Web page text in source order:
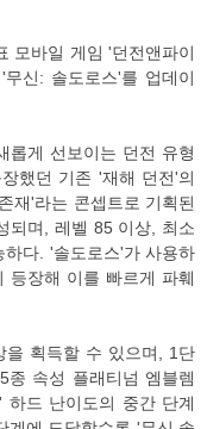
모바일 게임 '던전앤파이
신: 솔도로스'를 업데이
롭게 선보이는 던전 유형
했던 기존 '재해 던전'의
재'라는 콘셉트로 기획된
되며, 레벨 85 이상, 최소
다. '솔도로스'가 사용하
등장해 이를 빠르게 파훼
을 획득할 수 있으며, 1단
종 속성 플래티넘 엠블렘
드 난이도의 중간 단계